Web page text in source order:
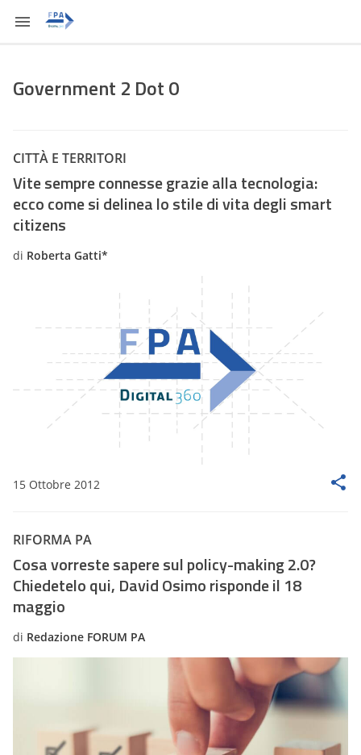
Government 2 Dot 0
CITTÀ E TERRITORI
Vite sempre connesse grazie alla tecnologia:
ecco come si delinea lo stile di vita degli smart
citizens
di Roberta Gatti*
15 Ottobre 2012
RIFORMA PA
Cosa vorreste sapere sul policy-making 2.0?
Chiedetelo qui, David Osimo risponde il 18
maggio
di Redazione FORUM PA